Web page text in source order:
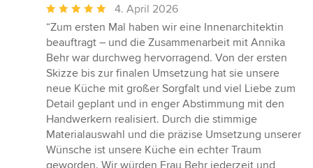
Durchschnittliche
Bewertung:
5
von
5
Sternen
4. April 2026
“Zum ersten Mal haben wir eine Innenarchitektin
beauftragt – und die Zusammenarbeit mit Annika
Behr war durchweg hervorragend. Von der ersten
Skizze bis zur finalen Umsetzung hat sie unsere
neue Küche mit großer Sorgfalt und viel Liebe zum
Detail geplant und in enger Abstimmung mit den
Handwerkern realisiert. Durch die stimmige
Materialauswahl und die präzise Umsetzung unserer
Wünsche ist unsere Küche ein echter Traum
geworden. Wir würden Frau Behr jederzeit und